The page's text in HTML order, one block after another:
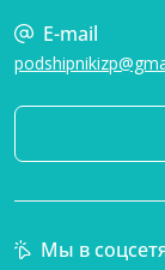
E-mail
Мы в